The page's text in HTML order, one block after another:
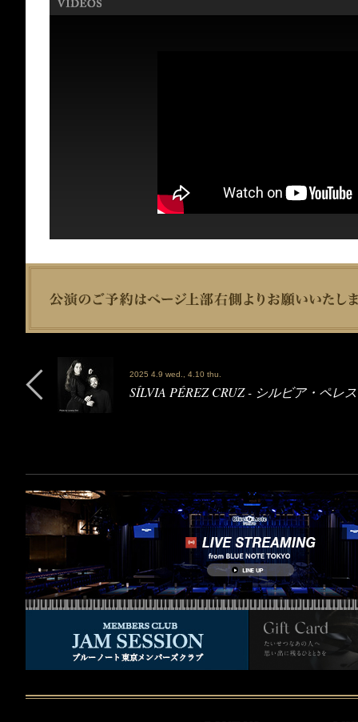
2025 4.9 wed., 4.10 thu.
SÍLVIA PÉREZ CRUZ - シルビア・ペレ